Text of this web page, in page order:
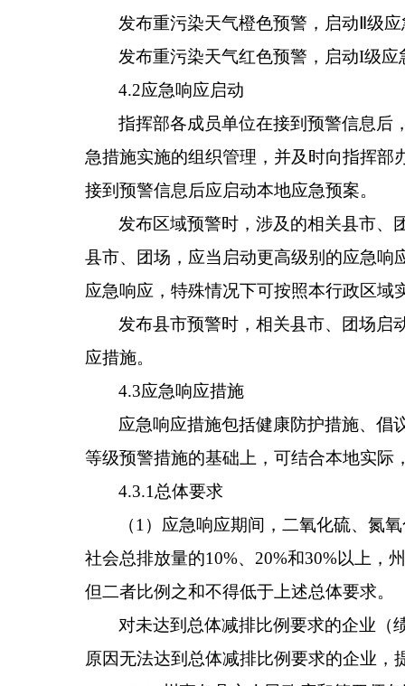
发布重污染天气橙色预警，启动 Ⅱ级
发布重污染天气红色预警，启动I级应
4.2应急响应启动
指挥部各成员单位在接到预警信息后
急措施实施的组织管理，并及时向指挥
接到预警信息后应启动本地应急预案。
发布区域预警时 ，涉及的相关县市、
县市、 团场 ， 应当 启动更高级别的应急响
应急响应，特殊情况下可按照本行政区域
发布县市预警时，相关县市、 团场启
应措施。
4.3应急响应措施
应急响应措施包括健康防护措施、倡
等级预警措施的基础上，可结合本地实际
4.3.1 总体要求
（1 ） 应急响应期间，二氧化硫、氮
社会总排放量的10%、 20%和30%以上，
但二者比例之和不得低于上述总体要求。
对未达到总体减排比例要求的企业 （
原因无法达到总体减排比例要求的企业